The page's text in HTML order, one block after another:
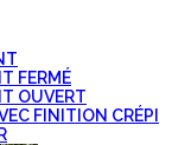
FERMÉ
OUVERT
FINITION CRÉPI